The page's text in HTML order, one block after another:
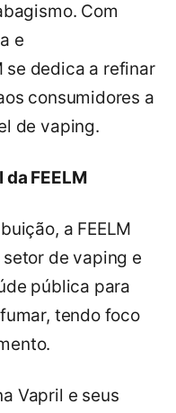
Com
e
se dedica a refinar
consumidores a
de vaping.
FEELM
a FEELM
de vaping e
pública para
tendo foco
Vapril e seus